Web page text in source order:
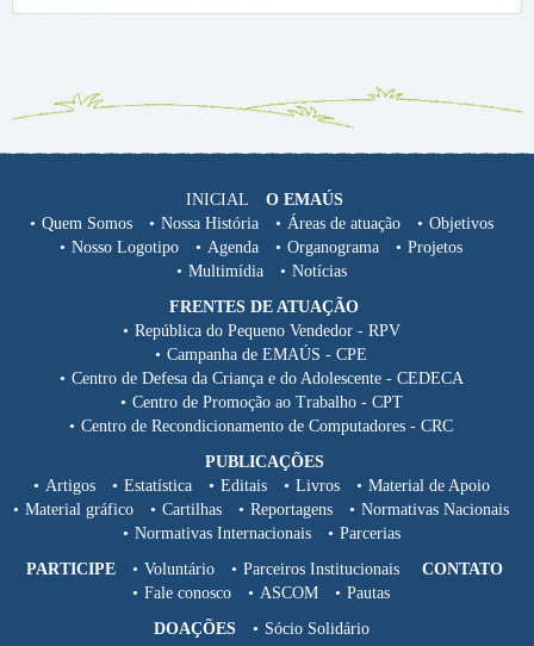
INICIAL
O EMAÚS
Quem Somos
Nossa História Áreas de atuação
Objetivos
Nosso Logotipo
Agenda Organograma
Projetos
Multimídia
Notícias
FRENTES DE ATUAÇÃO
República do Pequeno Vendedor - RPV
Campanha de EMAÚS - CPE
Centro de Defesa da Criança e do Adolescente - CEDECA
Centro de Promoção ao Trabalho - CPT
Centro de Recondicionamento de Computadores - CRC
PUBLICAÇÕES
Artigos
Estatística Editais Livros
Material de Apoio
Material gráfico
Cartilhas Reportagens
Normativas Nacionais
Normativas Internacionais
Parcerias
PARTICIPE
Voluntário Parceiros Institucionais
CONTATO
Fale conosco
ASCOM
Pautas
DOAÇÕES
Sócio Solidário